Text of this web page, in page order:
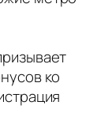
ко